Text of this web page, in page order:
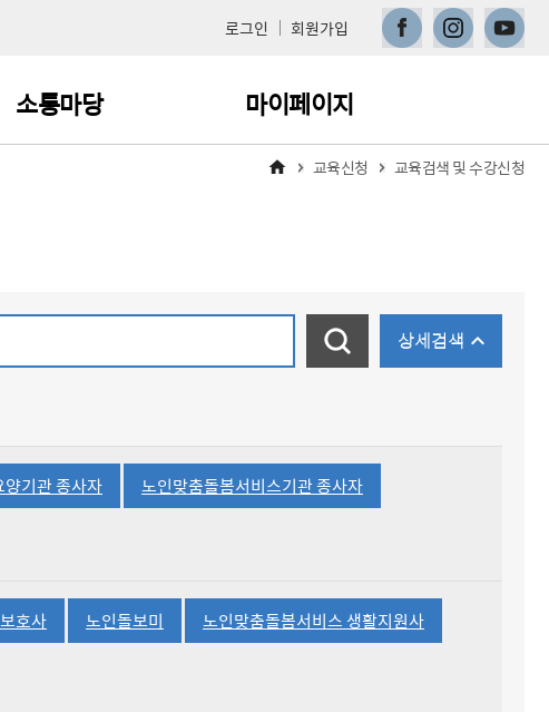
로그인 회원가입 페이스북인스타그램
유튜브
소통마당 마이페이지
1:1 문의
교육신청 교육검색 및 수강신청
검색 상세검색 숨기기
양기관 종사자선택됨노인맞춤돌봄서비스기관 종사자선택됨
호사선택됨노인돌보미 선택됨노인맞춤돌봄서비스 생활지원사선택됨